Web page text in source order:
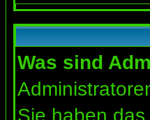
Was sind
Sie haben